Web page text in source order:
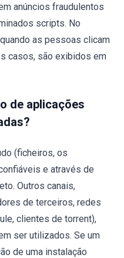
anúncios fraudulentos
scripts. No
as pessoas clicam
casos, são exibidos em
de aplicações
(ficheiros, os
e através de
Outros canais,
de terceiros, redes
clientes de torrent),
ser utilizados. Se um
de uma instalação